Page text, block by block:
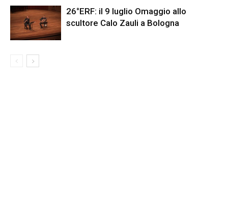
26°ERF: il 9 luglio Omaggio allo
scultore Calo Zauli a Bologna